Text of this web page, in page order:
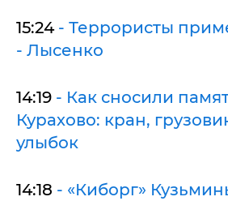
15:24- Террористы
- Лысенко
14:19 - Как сносили
Курахово: кран,
улыбок
14:18 - «Киборг»